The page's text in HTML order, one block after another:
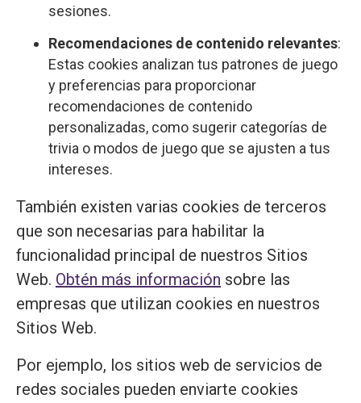
sesiones.
Recomendaciones de contenido relevantes:
Estas cookies analizan tus patrones de juego
y preferencias para proporcionar
recomendaciones de contenido
personalizadas, como sugerir categorías de
trivia o modos de juego que se ajusten a tus
intereses.
También existen varias cookies de terceros
que son necesarias para habilitar la
funcionalidad principal de nuestros Sitios
Web. Obtén más información sobre las
empresas que utilizan cookies en nuestros
Sitios Web.
Por ejemplo, los sitios web de servicios de
redes sociales pueden enviarte cookies